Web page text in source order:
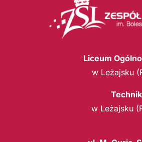
Liceum
w Leżajsku
w Leżajsku